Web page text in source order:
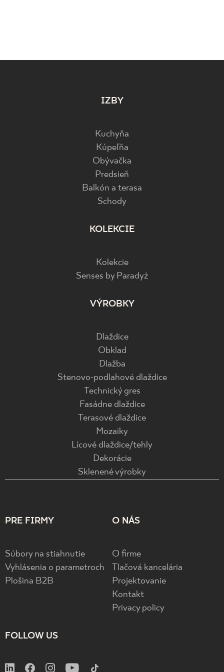
IZBY
Kuchyňa
Kúpeľňa
Obývačka
Predsieň
Balkón a terasa
Schody
KOLEKCIE
Kolekcie
Senses by Paradyż
VÝROBKY
Dlaždice
Obklad
Dlažba
Stenovo-podlahové dlaždice
Technický gres
Fasádne dlaždice
Terasové dlaždice
Mozaiky
Lícové dlaždice/tehly
Dekorácie
Sklenené výrobky
PRE FIRMY
Súbory na stiahnutie
Vyhlásenia o parametroch
Plošina B2B
O NÁS
O firme
Tlačová kancelária
Projektovanie
Kontakt
Privacy policy
FOLLOW US